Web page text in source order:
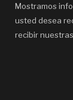
Mostramos
usted desea
recibir